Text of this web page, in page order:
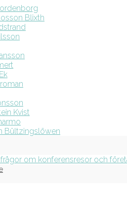
Blixth
Kvist
Bültzingslöwen
frågor om konferensresor och